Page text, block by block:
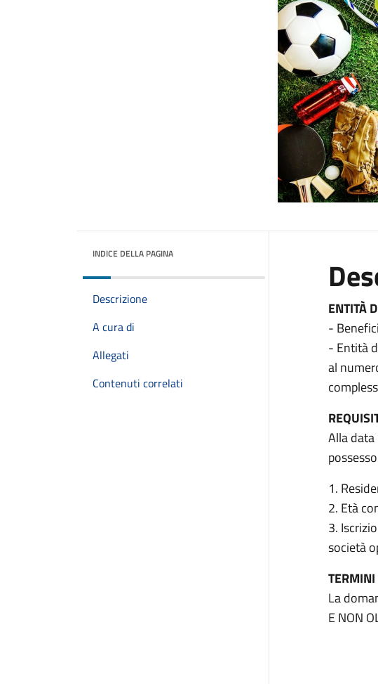
INDICE DELLA PAGINA
Descrizione
A cura di
Allegati
Contenuti correlati
ENTITÀ
-
- Entità
al
Alla
1.
2. Età
3.
società
La
E NON